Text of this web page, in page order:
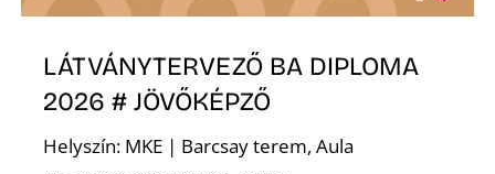
LÁTVÁNYTERVEZŐ BA DIPLOMA
2026 # JÖVŐKÉPZŐ
Helyszín: MKE | Barcsay terem, Aula